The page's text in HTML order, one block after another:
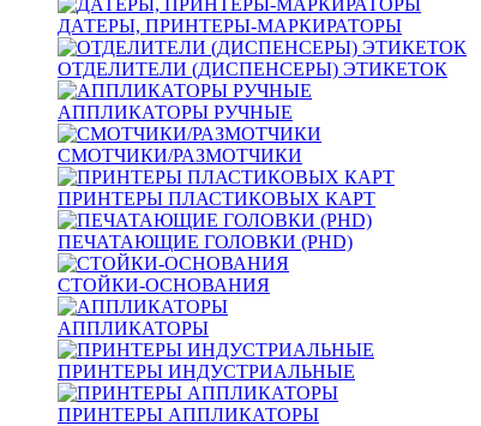
ДАТЕРЫ, ПРИНТЕРЫ-МАРКИРАТОРЫ
ОТДЕЛИТЕЛИ (ДИСПЕНСЕРЫ) ЭТИКЕТОК
АППЛИКАТОРЫ РУЧНЫЕ
СМОТЧИКИ/РАЗМОТЧИКИ
ПРИНТЕРЫ ПЛАСТИКОВЫХ КАРТ
ПЕЧАТАЮЩИЕ ГОЛОВКИ (PHD)
СТОЙКИ-ОСНОВАНИЯ
АППЛИКАТОРЫ
ПРИНТЕРЫ ИНДУСТРИАЛЬНЫЕ
ПРИНТЕРЫ АППЛИКАТОРЫ